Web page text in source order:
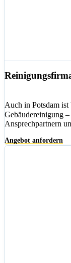
Auch in Potsdam
Gebäudereinigung
Ansprechpartnern
Angebot anfordern